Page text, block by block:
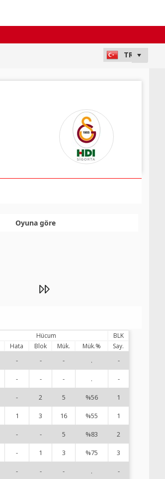
Oyuna göre
Hücum
BLK
Hata Blok Mük. Mük.% Say.
- - - . -
- - - . -
- 2 5 %56 1
1 3 16 %55 1
- - 5 %83 2
- 1 3 %75 3
- - - . -